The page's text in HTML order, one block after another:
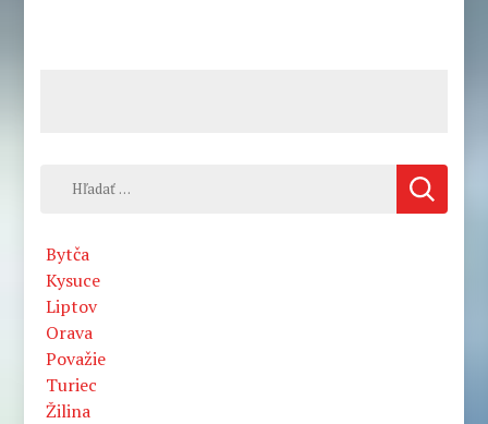
Hľadať:
Bytča
Kysuce
Liptov
Orava
Považie
Turiec
Žilina